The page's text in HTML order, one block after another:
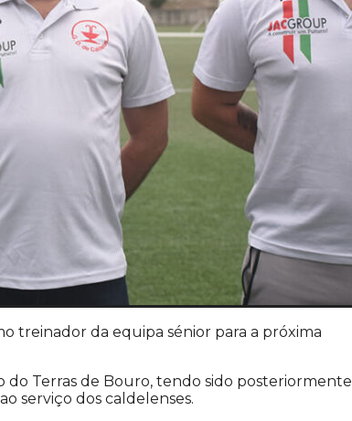
treinador da equipa sénior para a próxima
do Terras de Bouro, tendo sido posteriormente
serviço dos caldelenses.